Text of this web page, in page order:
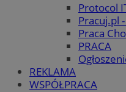
Protocol
Pracuj.pl
Praca
PRACA
REKLAMA
WSPÓŁPRACA